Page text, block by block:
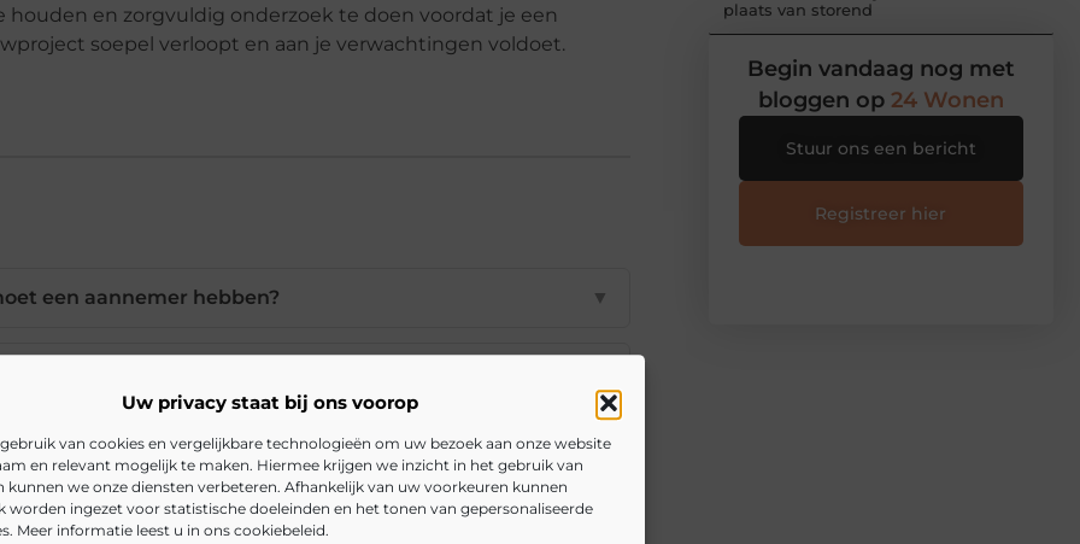
Uw privacy staat bij ons voorop
van cookies en vergelijkbare technologieën om uw bezoek aan onze website
en relevant mogelijk te maken. Hiermee krijgen we inzicht in het gebruik van
kunnen we onze diensten verbeteren. Afhankelijk van uw voorkeuren kunnen
worden ingezet voor statistische doeleinden en het tonen van gepersonaliseerde
Meer informatie leest u in ons cookiebeleid.
en zorgvuldig onderzoek te doen voordat je een
soepel verloopt en aan je verwachtingen voldoet.
een aannemer hebben? ▼
ervaring van een aannemer?
offerte staan? ▼
communicatie belangrijk?
plaats van storend
Begin vandaag nog met
bloggen op 24 Wonen
Stuur ons een bericht
Registreer hier